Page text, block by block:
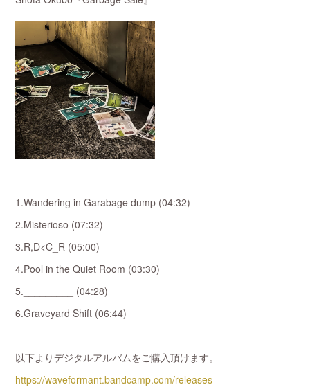
1.Wandering in Garabage dump (04:32)
2.Misterioso (07:32)
3.R,D<C_R (05:00)
4.Pool in the Quiet Room (03:30)
5._________ (04:28)
6.Graveyard Shift (06:44)
以下よりデジタルアルバムをご購入頂けます。
https://waveformant.bandcamp.com/releases